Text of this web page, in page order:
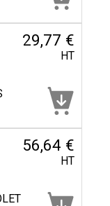
29,77 €
HT
56,64 €
HT